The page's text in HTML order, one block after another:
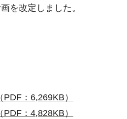
を改定しました。
：6,269KB）
：4,828KB）